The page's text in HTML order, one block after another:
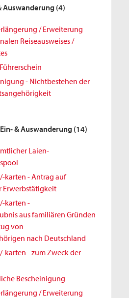
Auswanderung (4)
/ Erweiterung
Reiseausweises /
- Nichtbestehen der
& Auswanderung (14)
Laien-
karten - Antrag auf
Erwerbstätigkeit
karten -
aus familiären Gründen
von
nach Deutschland
- zum Zweck der
Bescheinigung
/ Erweiterung